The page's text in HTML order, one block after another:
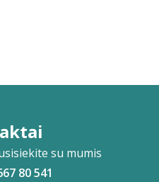
su mumis
80 541